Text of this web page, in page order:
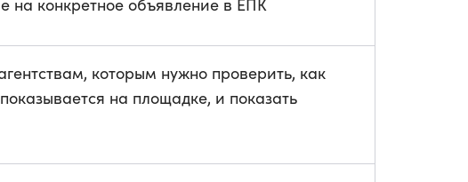
на конкретное объявление в ЕПК
которым нужно проверить, как
на площадке, и показать